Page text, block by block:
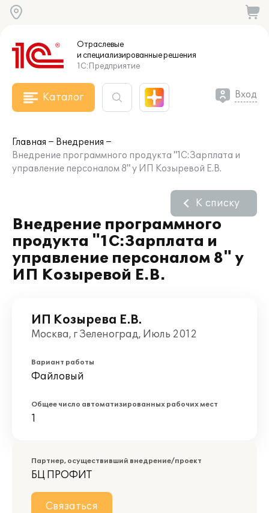
Отраслевые
и специализированныерешения
1С:Предприятие
Каталог Вход
Главная
Внедрения
Внедрение программного продукта "1С:Зарплата и
управление персоналом 8" у ИП Козыревой Е.В.
Внедрение программного
продукта "1С:Зарплата и
управление персоналом 8" у
ИП Козыревой Е.В.
К списку
ИП Козырева Е.В.
Москва, г Зеленоград, Июль 2012
Вариант работы
Файловый
Общее число автоматизированных рабочих мест
1
Партнер, осуществивший внедрение/проект
БЦ ПРОФИТ
Связаться